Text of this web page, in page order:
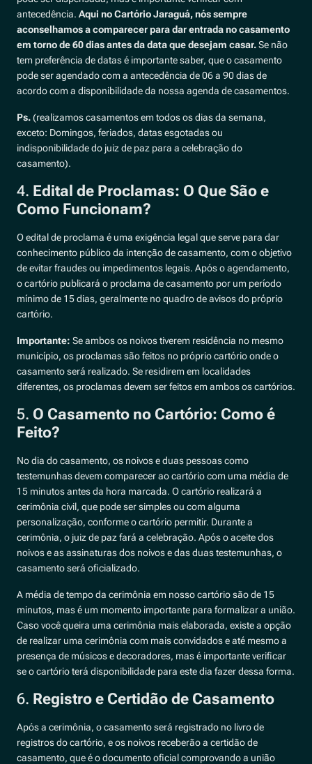
antecedência. Aqui no Cartório Jaraguá, nós sempre
aconselhamos a comparecer para dar entrada no casamento
em torno de 60 dias antes da data que desejam casar.Se não
tem preferência de datas é importante saber, que o casamento
pode ser agendado com a antecedência de 06 a 90 dias de
acordo com a disponibilidade da nossa agenda de casamentos.
Ps.(realizamos casamentos em todos os dias da semana,
exceto: Domingos, feriados, datas esgotadas ou
indisponibilidade do juiz de paz para a celebração do
casamento).
4. Edital de Proclamas: O Que São e
Como Funcionam?
O edital de proclama é uma exigência legal que serve para dar
conhecimento público da intenção de casamento, com o objetivo
de evitar fraudes ou impedimentos legais. Após o agendamento,
o cartório publicará o proclama de casamento por um período
mínimo de 15 dias, geralmente no quadro de avisos do próprio
cartório.
Importante: Se ambos os noivos tiverem residência no mesmo
município, os proclamas são feitos no próprio cartório onde o
casamento será realizado. Se residirem em localidades
diferentes, os proclamas devem ser feitos em ambos os cartórios.
5. O Casamento no Cartório: Como é
Feito?
No dia do casamento, os noivos e duas pessoas como
testemunhas devem comparecer ao cartório com uma média de
15 minutos antes da hora marcada. O cartório realizará a
cerimônia civil, que pode ser simples ou com alguma
personalização, conforme o cartório permitir. Durante a
cerimônia, o juiz de paz fará a celebração. Após o aceite dos
noivos e as assinaturas dos noivos e das duas testemunhas, o
casamento será oficializado.
A média de tempo da cerimônia em nosso cartório são de 15
minutos, mas é um momento importante para formalizar a união.
Caso você queira uma cerimônia mais elaborada, existe a opção
de realizar uma cerimônia com mais convidados e até mesmo a
presença de músicos e decoradores, mas é importante verificar
se o cartório terá disponibilidade para este dia fazer dessa forma.
6. Registro e Certidão de Casamento
Após a cerimônia, o casamento será registrado no livro de
registros do cartório, e os noivos receberão a certidão de
casamento, que é o documento oficial comprovando a união